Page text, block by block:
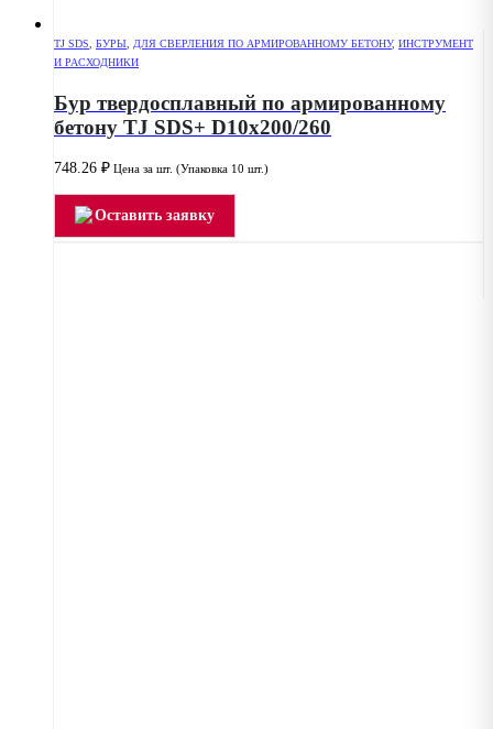
TJ SDS БУРЫ ДЛЯ СВЕРЛЕНИЯ ПО АРМИРОВАННОМУ БЕТОНУ, ИНСТРУМЕНТ
И РАСХОДНИКИ
Бур твердосплавный по армированному
бетону TJ SDS+ D10x200/260
748.26 ₽ Цена за шт. (Упаковка 10 шт.)
Оставить заявку